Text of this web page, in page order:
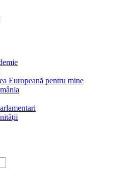
Europeană pentru mine